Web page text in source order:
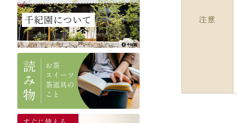
注意